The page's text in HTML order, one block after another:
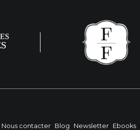
Nous contacter Blog Newsletter Ebooks